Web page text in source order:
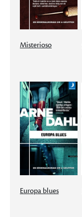
Misterioso
Europa blues